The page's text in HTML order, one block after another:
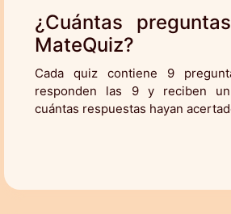
¿Cuántas
MateQuiz?
Cada quiz contiene 9
responden las 9 y reciben
cuántas respuestas hayan